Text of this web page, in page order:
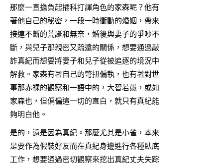
那麼一直擔負起插科打諢角色的家森呢？他有
著他自己的秘密，一段一時衝動的婚姻，帶來
接連不斷的荒誕和無奈，婚後與妻子的爭吵不
斷，與兒子那親密又疏遠的關係，想要通過敲
詐真紀而想要將妻子和兒子從被追逐的境況中
解救。家森有著自己的彆扭偏執，也有著對世
事那赤裸的觀察和一語中的，大智若愚，或如
家森也，但偏偏這一切的直白，就只有真紀能
夠明白他。
是的，還是因為真紀。那麼尤其是小雀，本來
是要作為假裝好友而在真紀身邊進行各種臥底
工作，想要通過密切觀察來挖出真紀丈夫失踪